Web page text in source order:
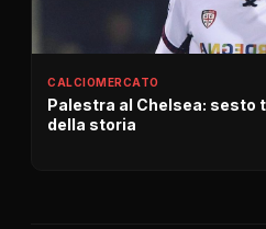
CALCIOMERCATO
Palestra al Chelsea: sesto
della storia